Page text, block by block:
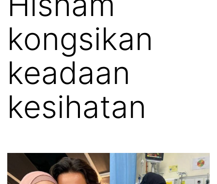
kongsikan
keadaan
kesihatan